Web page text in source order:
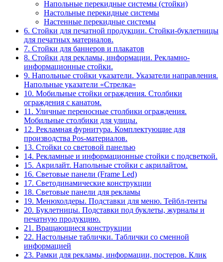
Напольные перекидные системы (стойки)
Настольные перекидные системы
Настенные перекидные системы
6. Стойки для печатной продукции. Стойки-буклетницы
для печатных материалов.
7. Стойки для баннеров и плакатов
8. Стойки для рекламы, информации. Рекламно-
информационные стойки.
9. Напольные стойки указатели. Указатели направления.
Напольные указатели «Стрелка»
10. Мобильные стойки ограждения. Столбики
ограждения с канатом.
11. Уличные переносные столбики ограждения.
Мобильные столбики для улицы.
12. Рекламная фурнитура. Комплектующие для
производства Pos-материалов.
13. Стойки со световой панелью
14. Рекламные и информационные стойки с подсветкой.
15. Акрилайт. Напольные стойки с акрилайтом.
16. Световые панели (Frame Led)
17. Светодинамические конструкции
18. Световые панели для рекламы
19. Менюхолдеры. Подставки для меню. Тейбл-тенты
20. Буклетницы. Подставки под буклеты, журналы и
печатную продукцию.
21. Вращающиеся конструкции
22. Настольные таблички. Таблички со сменной
информацией
23. Рамки для рекламы, информации, постеров. Клик